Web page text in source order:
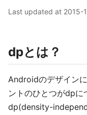
Last updated at 2015-
dpとは？
Androidのデザイン
ントのひとつがdpに
dp(density-